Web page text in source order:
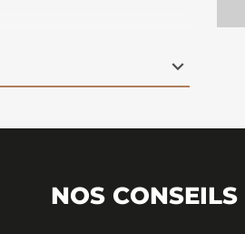
panoramiques, il
apporter une
décoration
NOS CONSEILS